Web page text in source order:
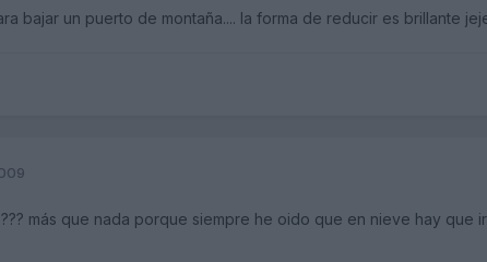
bajar un puerto de montaña.... la forma de reducir es brillante
más que nada porque siempre he oido que en nieve hay que